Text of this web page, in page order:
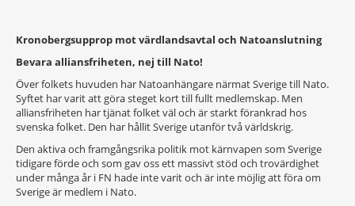
Kronobergsupprop mot värdlandsavtal och Natoanslutning
Bevara alliansfriheten, nej till Nato!
Över folkets huvuden har Natoanhängare närmat Sverige till Nato.
Syftet har varit att göra steget kort till fullt medlemskap. Men
alliansfriheten har tjänat folket väl och är starkt förankrad hos
svenska folket. Den har hållit Sverige utanför två världskrig.
Den aktiva och framgångsrika politik mot kärnvapen som Sverige
tidigare förde och som gav oss ett massivt stöd och trovärdighet
under många år i FN hade inte varit och är inte möjlig att föra om
Sverige är medlem i Nato.